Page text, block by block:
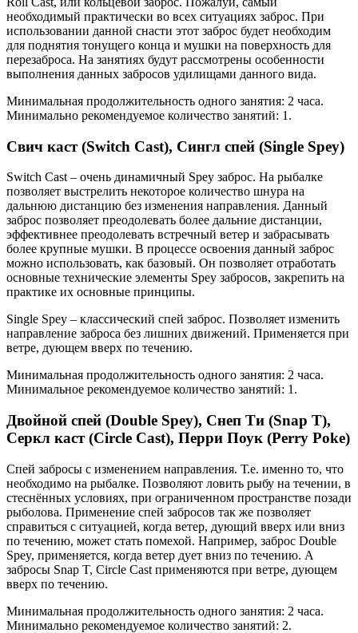
необходимый практически во всех ситуациях заброс. При
использовании данной снасти этот заброс будет необходим
для поднятия тонущего конца и мушки на поверхность для
перезаброса. На занятиях будут рассмотрены особенности
выполнения данных забросов удилищами данного вида.
Минимальная продолжительность одного занятия: 2 часа.
Минимально рекомендуемое количество занятий: 1.
Свич каст (Switch Cast), Сингл спей (Single Spey)
Switch Cast – очень динамичный Spey заброс. На рыбалке
позволяет выстрелить некоторое количество шнура на
дальнюю дистанцию без изменения направления. Данный
заброс позволяет преодолевать более дальние дистанции,
эффективнее преодолевать встречный ветер и забрасывать
более крупные мушки. В процессе освоения данный заброс
можно использовать, как базовый. Он позволяет отработать
основные технические элементы Spey забросов, закрепить на
практике их основные принципы.
Single Spey – классический спей заброс. Позволяет изменить
направление заброса без лишних движений. Применяется при
ветре, дующем вверх по течению.
Минимальная продолжительность одного занятия: 2 часа.
Минимальное рекомендуемое количество занятий: 1.
Двойной спей (Dоuble Spey), Снеп Ти (Snap T),
Серкл каст (Circle Cast), Перри Поук (Perry Рoke)
Спей забросы с изменением направления. Т.е. именно то, что
необходимо на рыбалке. Позволяют ловить рыбу на течении, в
стеснённых условиях, при ограниченном пространстве позади
рыболова. Применение спей забросов так же позволяет
справиться с ситуацией, когда ветер, дующий вверх или вниз
по течению, может стать помехой. Например, заброс Double
Spey, применяется, когда ветер дует вниз по течению. А
забросы Snap T, Circle Cast применяются при ветре, дующем
вверх по течению.
Минимальная продолжительность одного занятия: 2 часа.
Минимально рекомендуемое количество занятий: 2.